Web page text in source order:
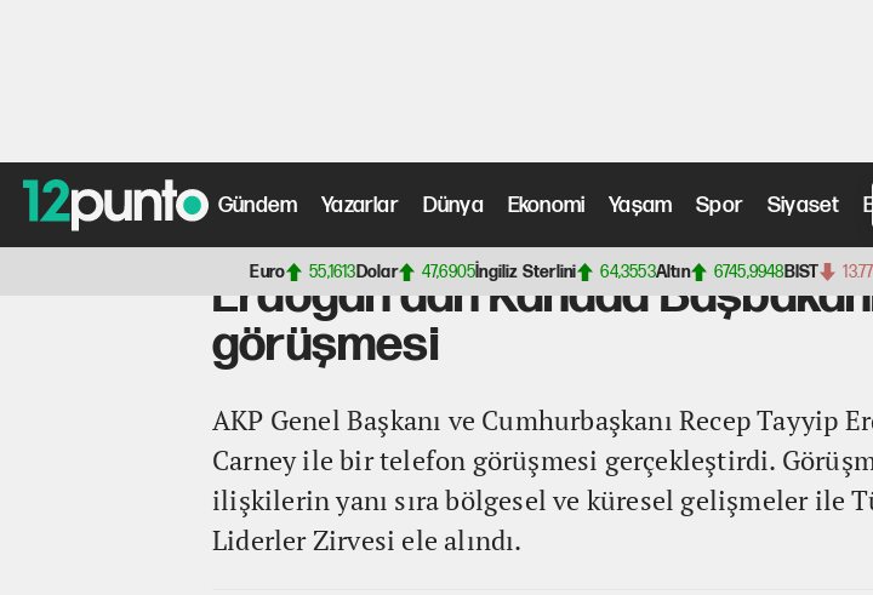
Gündem Yazarlar Dünya Ekonomi Yaşam Spor Siyaset
Euro 55,1613Dolar 47,6905İngiliz Sterlini 64,3553Altın 6745,9948BIST
Anasayfa>Gündem Haberleri> Erdoğan'dan Kanada Başbakanı Carney ile telefon görüşmesi
Erdoğan'dan Kanada
görüşmesi
AKP Genel Başkanı ve Cumhurbaşkanı Recep Tayyip
Carney ile bir telefon görüşmesi gerçekleştirdi.
ilişkilerin yanı sıra bölgesel ve küresel gelişmeler ile
Liderler Zirvesi ele alındı.